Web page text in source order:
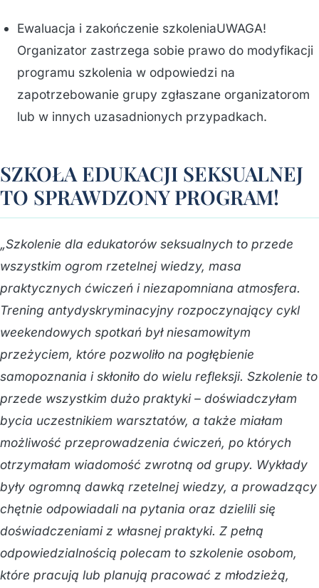
Ewaluacja i zakończenie szkoleniaUWAGA!
Organizator zastrzega sobie prawo do modyfikacji
programu szkolenia w odpowiedzi na
zapotrzebowanie grupy zgłaszane organizatorom
lub w innych uzasadnionych przypadkach.
SZKOŁA EDUKACJI SEKSUALNEJ
TO SPRAWDZONY PROGRAM!
„Szkolenie dla edukatorów seksualnych to przede
wszystkim ogrom rzetelnej wiedzy, masa
praktycznych ćwiczeń i niezapomniana atmosfera.
Trening antydyskryminacyjny rozpoczynający cykl
weekendowych spotkań był niesamowitym
przeżyciem, które pozwoliło na pogłębienie
samopoznania i skłoniło do wielu refleksji. Szkolenie to
przede wszystkim dużo praktyki – doświadczyłam
bycia uczestnikiem warsztatów, a także miałam
możliwość przeprowadzenia ćwiczeń, po których
otrzymałam wiadomość zwrotną od grupy. Wykłady
były ogromną dawką rzetelnej wiedzy, a prowadzący
chętnie odpowiadali na pytania oraz dzielili się
doświadczeniami z własnej praktyki. Z pełną
odpowiedzialnością polecam to szkolenie osobom,
które pracują lub planują pracować z młodzieżą,